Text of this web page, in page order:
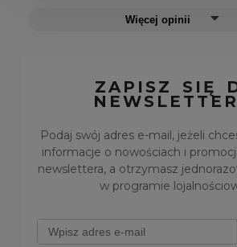
Więcej opinii
ZAPISZ SIĘ
Podaj swój adres e-mail, jeżeli
informacje o nowościach i
newslettera, a otrzymasz
w programie